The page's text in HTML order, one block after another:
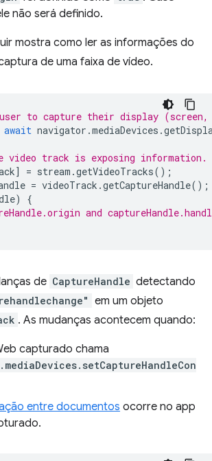
não será definido.
mostra como ler as informações do
de uma faixa de vídeo.
to capture their display (screen,
await navigator .mediaDevices .
video track is exposing information.
] = stream .getVideoTracks();
= videoTrack .getCaptureHandle();
)
{
and
de CaptureHandle detectando
em um objeto
. As mudanças acontecem quando:
capturado chama
entre documentos ocorre no app